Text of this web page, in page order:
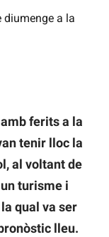
diumenge a la
ferits a la
tenir lloc la
al voltant de
turisme i
qual va ser
lleu.